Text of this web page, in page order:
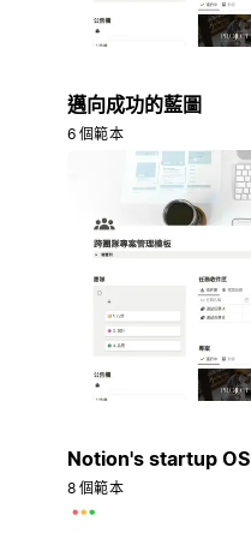
邁向成功的藍圖
6 個範本
Notion's startup OS
8 個範本